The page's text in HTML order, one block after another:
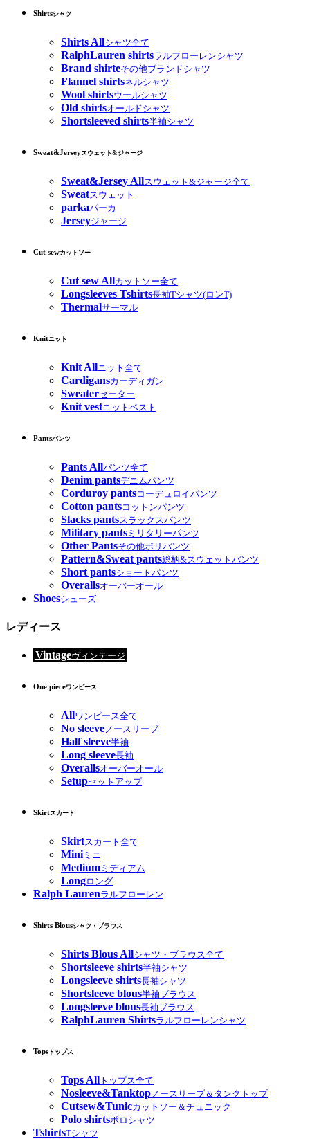
Shirtsシャツ
Shirts Allシャツ全て
RalphLauren shirtsラルフローレンシャツ
Brand shirteその他ブランドシャツ
Flannel shirtsネルシャツ
Wool shirtsウールシャツ
Old shirtsオールドシャツ
Shortsleeved shirts半袖シャツ
Sweat&Jerseyスウェット&ジャージ
Sweat&Jersey Allスウェット&ジャージ全て
Sweatスウェット
parkaパーカ
Jerseyジャージ
Cut sewカットソー
Cut sew Allカットソー全て
Longsleeves Tshirts長袖Tシャツ(ロンT)
Thermalサーマル
Knitニット
Knit Allニット全て
Cardigansカーディガン
Sweaterセーター
Knit vestニットベスト
Pantsパンツ
Pants Allパンツ全て
Denim pantsデニムパンツ
Corduroy pantsコーデュロイパンツ
Cotton pantsコットンパンツ
Slacks pantsスラックスパンツ
Military pants ミリタリーパンツ
Other Pantsその他ポリパンツ
Pattern&Sweat pants総柄&スウェットパンツ
Short pantsショートパンツ
Overallsオーバーオール
Shoesシューズ
レディース
Vintageヴィンテージ
One pieceワンピース
Allワンピース全て
No sleeveノースリーブ
Half sleeve半袖
Long sleeve長袖
Overallsオーバーオール
Setupセットアップ
Skirtスカート
Skirtスカート全て
Miniミニ
Medium ミディアム
Longロング
Ralph Laurenラルフローレン
Shirts Blousシャツ・ブラウス
Shirts Blous Allシャツ・ブラウス全て
Shortsleeve shirts半袖シャツ
Longsleeve shirts長袖シャツ
Shortsleeve blous半袖ブラウス
Longsleeve blous長袖ブラウス
RalphLauren Shirtsラルフローレンシャツ
Tops トップス
Tops All トップス全て
Nosleeve&Tanktop ノースリーブ＆タンクトップ
Cutsew&Tunicカットソー＆チュニック
Polo shirtsポロシャツ
TshirtsTシャツ